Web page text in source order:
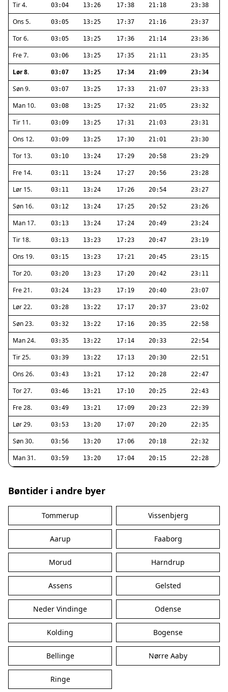
Tir 4. 03:04 13:26 17:38 21:18 23:38
Ons 5. 03:05 13:25 17:37 21:16 23:37
Tor 6. 03:05 13:25 17:36 21:14 23:36
Fre 7. 03:06 13:25 17:35 21:11 23:35
Lør 8. 03:07 13:25 17:34 21:09 23:34
Søn 9. 03:07 13:25 17:33 21:07 23:33
Man 10. 03:08 13:25 17:32 21:05 23:32
Tir 11. 03:09 13:25 17:31 21:03 23:31
Ons 12. 03:09 13:25 17:30 21:01 23:30
Tor 13. 03:10 13:24 17:29 20:58 23:29
Fre 14. 03:11 13:24 17:27 20:56 23:28
Lør 15. 03:11 13:24 17:26 20:54 23:27
Søn 16. 03:12 13:24 17:25 20:52 23:26
Man 17. 03:13 13:24 17:24 20:49 23:24
Tir 18. 03:13 13:23 17:23 20:47 23:19
Ons 19. 03:15 13:23 17:21 20:45 23:15
Tor 20. 03:20 13:23 17:20 20:42 23:11
Fre 21. 03:24 13:23 17:19 20:40 23:07
Lør 22. 03:28 13:22 17:17 20:37 23:02
Søn 23. 03:32 13:22 17:16 20:35 22:58
Man 24. 03:35 13:22 17:14 20:33 22:54
Tir 25. 03:39 13:22 17:13 20:30 22:51
Ons 26. 03:43 13:21 17:12 20:28 22:47
Tor 27. 03:46 13:21 17:10 20:25 22:43
Fre 28. 03:49 13:21 17:09 20:23 22:39
Lør 29. 03:53 13:20 17:07 20:20 22:35
Søn 30. 03:56 13:20 17:06 20:18 22:32
Man 31. 03:59 13:20 17:04 20:15 22:28
Bøntider i andre byer
Tommerup Vissenbjerg
Aarup Faaborg
Morud Harndrup
Assens Gelsted
Neder Vindinge Odense
Kolding Bogense
Bellinge Nørre Aaby
Ringe